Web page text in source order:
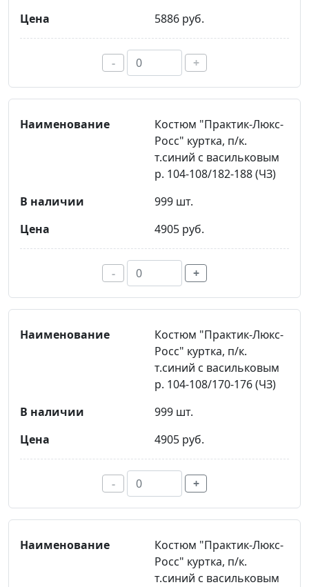
5886 руб.
- +
Костюм "Практик-Люкс-
Росс" куртка, п/к.
т.синий с васильковым
р. 104-108/182-188 (ЧЗ)
999 шт.
4905 руб.
- +
Костюм "Практик-Люкс-
Росс" куртка, п/к.
т.синий с васильковым
р. 104-108/170-176 (ЧЗ)
999 шт.
4905 руб.
- +
Костюм "Практик-Люкс-
Росс" куртка, п/к.
т.синий с васильковым